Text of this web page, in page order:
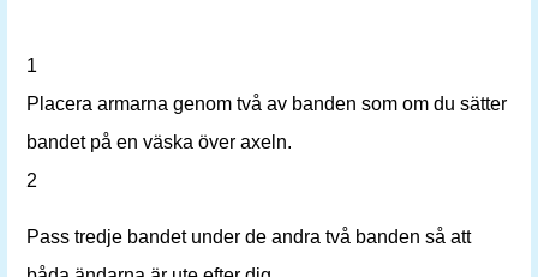
1
Placera armarna genom två av banden som om du sätter
bandet på en väska över axeln.
2
Pass tredje bandet under de andra två banden så att